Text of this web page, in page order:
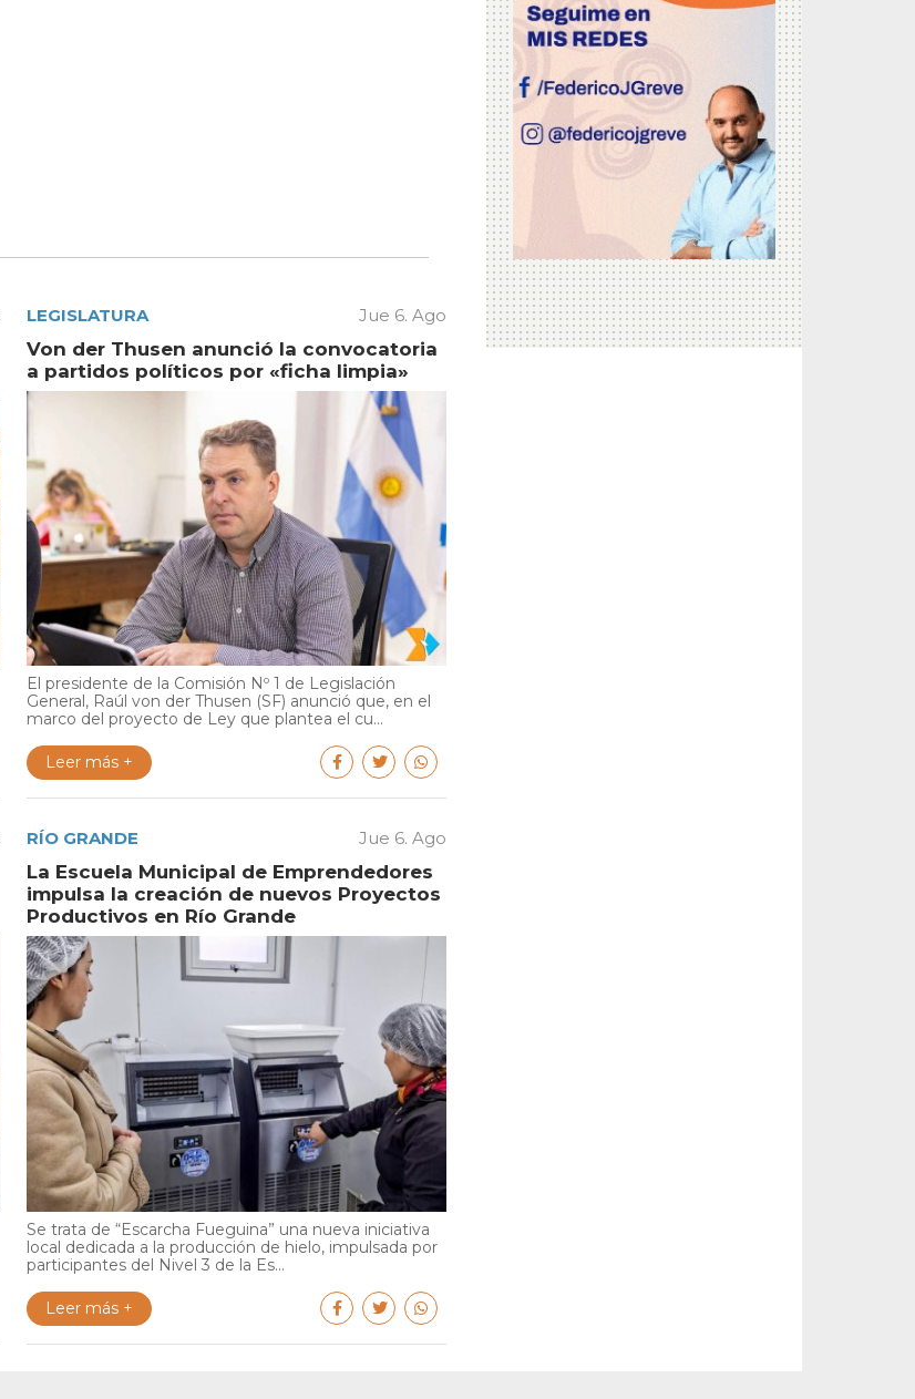
LEGISLATURA Jue 6. Ago
Von der Thusen anunció la convocatoria
a partidos políticos por «ficha limpia»
El presidente de la Comisión Nº 1 de Legislación
General, Raúl von der Thusen (SF) anunció que, en el
marco del proyecto de Ley que plantea el cu...
Leer más +
RÍO GRANDE Jue 6. Ago
La Escuela Municipal de Emprendedores
impulsa la creación de nuevos Proyectos
Productivos en Río Grande
Se trata de “Escarcha Fueguina” una nueva iniciativa
local dedicada a la producción de hielo, impulsada por
participantes del Nivel 3 de la Es...
Leer más +